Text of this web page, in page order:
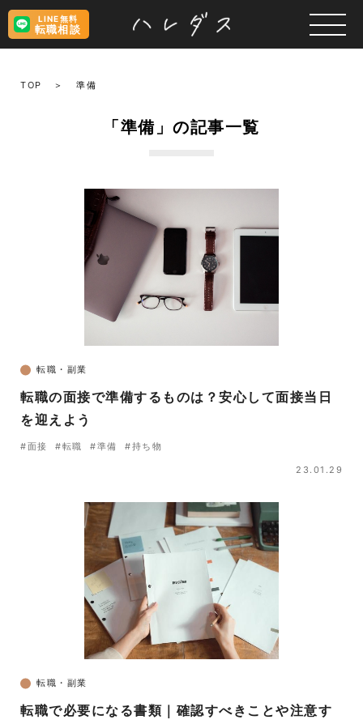
LINE無料
転職相談
TOP 準備
「準備」の記事一覧
転職・副業
転職の面接で準備するものは？安心して面接当日
を迎えよう
#面接 #転職 #準備 #持ち物
23.01.29
転職・副業
転職で必要になる書類｜確認すべきことや注意す